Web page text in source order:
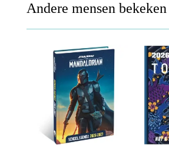
Andere mensen